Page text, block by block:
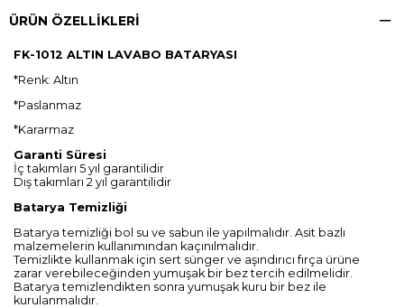
ÜRÜN ÖZELLIKLERI
FK-1012 ALTIN LAVABO BATARYASI
*Renk: Altın
*Paslanmaz
*Kararmaz
Garanti Süresi
İç takımları 5 yıl garantilidir
Dış takımları 2 yıl garantilidir
Batarya Temizliği
Batarya temizliği bol su ve sabun ile yapılmalıdır. Asit bazlı
malzemelerin kullanımından kaçınılmalıdır.
Temizlikte kullanmak için sert sünger ve aşındırıcı fırça ürüne
zarar verebileceğinden yumuşak bir bez tercih edilmelidir.
Batarya temizlendikten sonra yumuşak kuru bir bez ile
kurulanmalıdır.